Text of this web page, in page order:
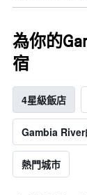
為你的
宿
4星級飯店
Gambia River
熱門城市